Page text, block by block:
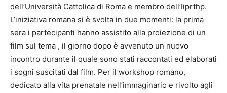
dell’Università Cattolica di Roma e membro dell’Iiprthp.
L’iniziativa romana si è svolta in due momenti: la prima
sera i partecipanti hanno assistito alla proiezione di un
film sul tema , il giorno dopo è avvenuto un nuovo
incontro durante il quale sono stati raccontati ed elaborati
i sogni suscitati dal film. Per il workshop romano,
dedicato alla vita prenatale nell’immaginario e rivolto agli